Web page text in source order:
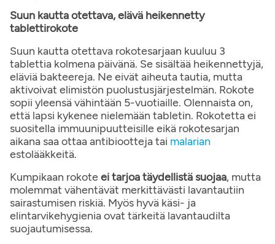
Suun kautta otettava, elävä heikennetty
tablettirokote
Suun kautta otettava rokotesarjaan kuuluu 3
tablettia kolmena päivänä. Se sisältää heikennettyjä,
eläviä bakteereja. Ne eivät aiheuta tautia, mutta
aktivoivat elimistön puolustusjärjestelmän. Rokote
sopii yleensä vähintään 5-vuotiaille. Olennaista on,
että lapsi kykenee nielemään tabletin. Rokotetta ei
suositella immuunipuutteisille eikä rokotesarjan
aikana saa ottaa antibiootteja tai malarian
estolääkkeitä.
Kumpikaan rokoteei tarjoa täydellistä suojaa, mutta
molemmat vähentävät merkittävästi lavantautiin
sairastumisen riskiä. Myös hyvä käsi- ja
elintarvikehygienia ovat tärkeitä lavantaudilta
suojautumisessa.